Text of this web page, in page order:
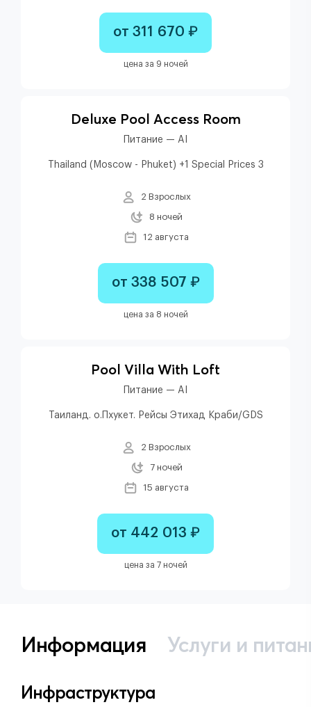
от 311 670 ₽
цена за 9 ночей
Deluxe Pool Access Room
Питание — AI
Thailand (Moscow - Phuket) +1 Special Prices 3
2 Взрослых
8 ночей
12 августа
от 338 507 ₽
цена за 8 ночей
Pool Villa With Loft
Питание — AI
Таиланд. о.Пхукет. Рейсы Этихад Краби/GDS
2 Взрослых
7 ночей
15 августа
от 442 013 ₽
цена за 7 ночей
Информация Услуги и
Инфраструктура